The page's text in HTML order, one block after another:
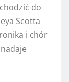
do
Scotta
i chór